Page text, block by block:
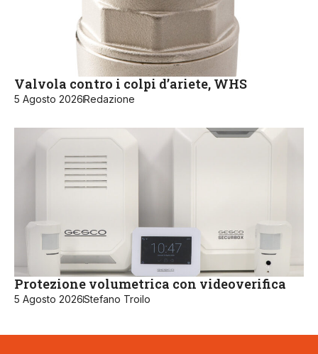
Valvola contro i colpi d’ariete, WHS
5 Agosto 2026Redazione
Protezione volumetrica con videoverifica
5 Agosto 2026Stefano Troilo